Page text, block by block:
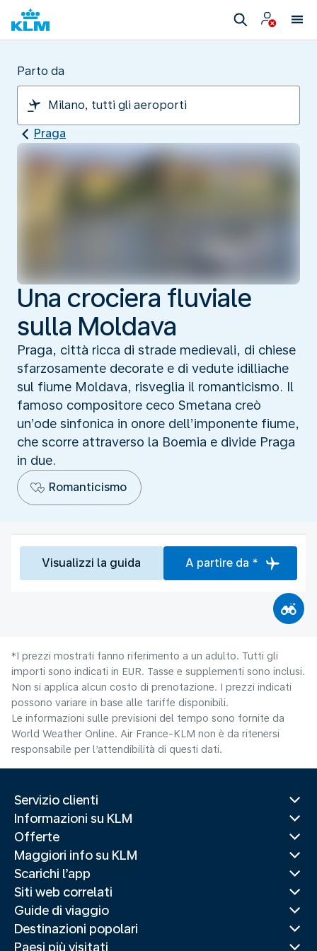
Parto da
Praga
Una crociera fluviale
sulla Moldava
Praga, città ricca di strade medievali, di chiese
sfarzosamente decorate e di vedute idilliache
sul fiume Moldava, risveglia il romanticismo. Il
famoso compositore ceco Smetana creò
un’ode sinfonica in onore dell’imponente fiume,
che scorre attraverso la Boemia e divide Praga
in due.
Romanticismo
Visualizzi la guida A partire da *
*I prezzi mostrati fanno riferimento a un adulto. Tutti gli
importi sono indicati in EUR. Tasse e supplementi sono inclusi.
Non si applica alcun costo di prenotazione. I prezzi indicati
possono variare in base alle tariffe disponibili.
Le informazioni sulle previsioni del tempo sono fornite da
World Weather Online. Air France-KLM non è da ritenersi
responsabile per l’attendibilità di questi dati.
Servizio clienti
Informazioni su KLM
Offerte
Maggiori info su KLM
Scarichi l’app
Siti web correlati
Guide di viaggio
Destinazioni popolari
Paesi più visitati